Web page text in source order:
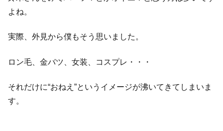
よね。
実際、外見から僕もそう思いました。
ロン毛、金バツ、女装、コスプレ・・・
それだけに“おねえ”というイメージが沸いてきてしまいま
す。